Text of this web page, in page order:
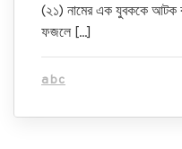
(২১) নামের এক যুবককে আটক
ফজলে […]
abc